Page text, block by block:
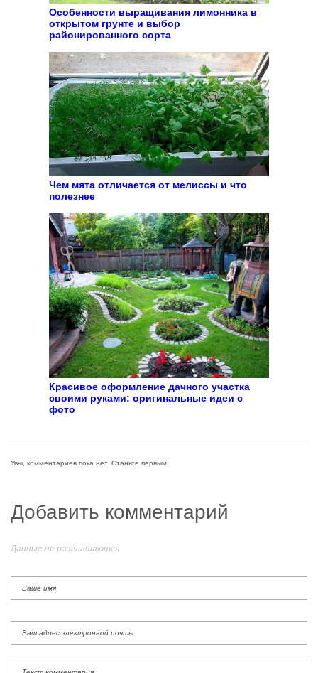
Особенности выращивания лимонника в
открытом грунте и выбор
районированного сорта
Чем мята отличается от мелиссы и что
полезнее
Красивое оформление дачного участка
своими руками: оригинальные идеи с
фото
Увы, комментариев пока нет. Станьте первым!
Добавить комментарий
Данные не разглашаются